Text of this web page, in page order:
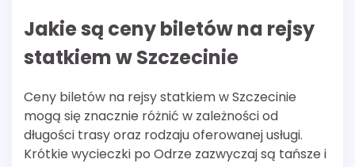
Jakie są ceny biletów na rejsy
statkiem w Szczecinie
Ceny biletów na rejsy statkiem w Szczecinie
mogą się znacznie różnić w zależności od
długości trasy oraz rodzaju oferowanej usługi.
Krótkie wycieczki po Odrze zazwyczaj są tańsze i